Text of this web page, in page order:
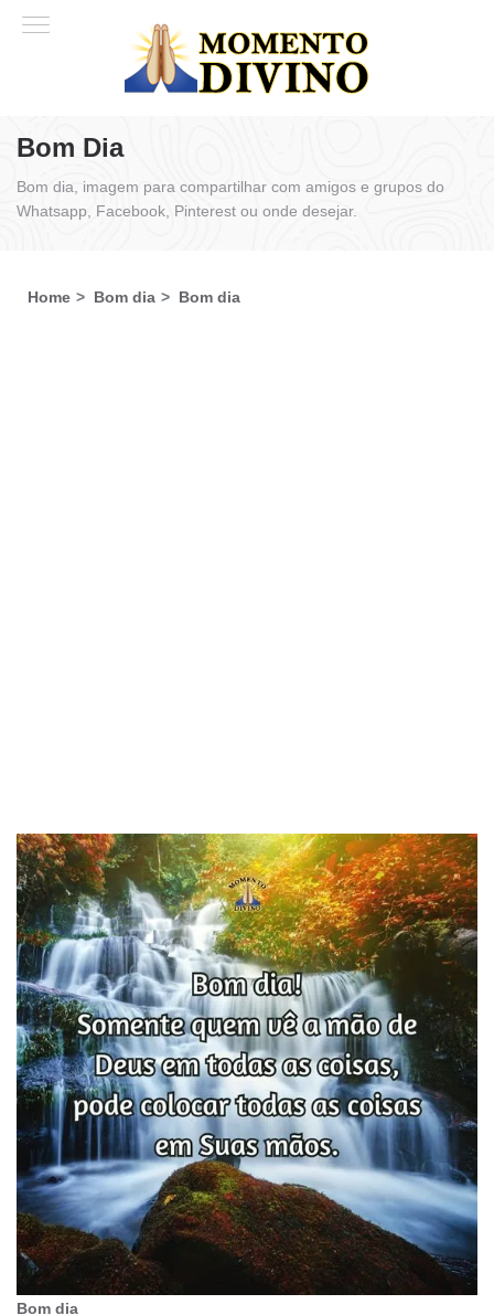
Bom Dia
Bom dia, imagem para compartilhar com amigos e grupos do
Whatsapp, Facebook, Pinterest ou onde desejar.
Home Bom dia Bom dia
Bom dia